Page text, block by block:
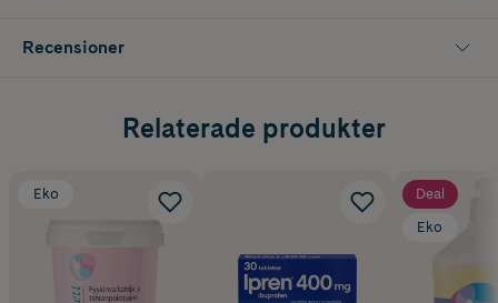
Recensioner
Relaterade produkter
Eko
Deal
Eko